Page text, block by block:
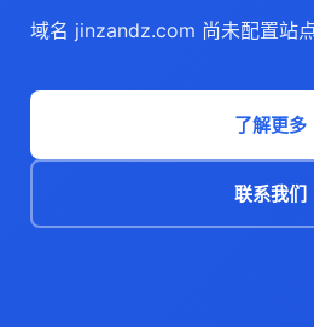
域名 jinzandz.com 尚未配置站
了解更多
联系我们